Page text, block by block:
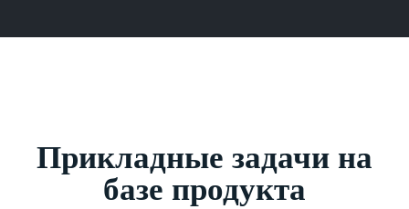
Прикладные задачи на
базе продукта